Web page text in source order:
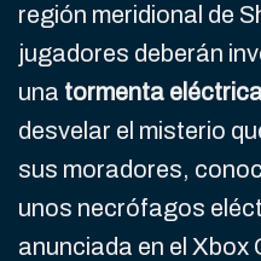
región meridional de
jugadores deberán
una tormenta
desvelar el misterio
sus moradores,
unos necrófagos
anunciada en el Xbox